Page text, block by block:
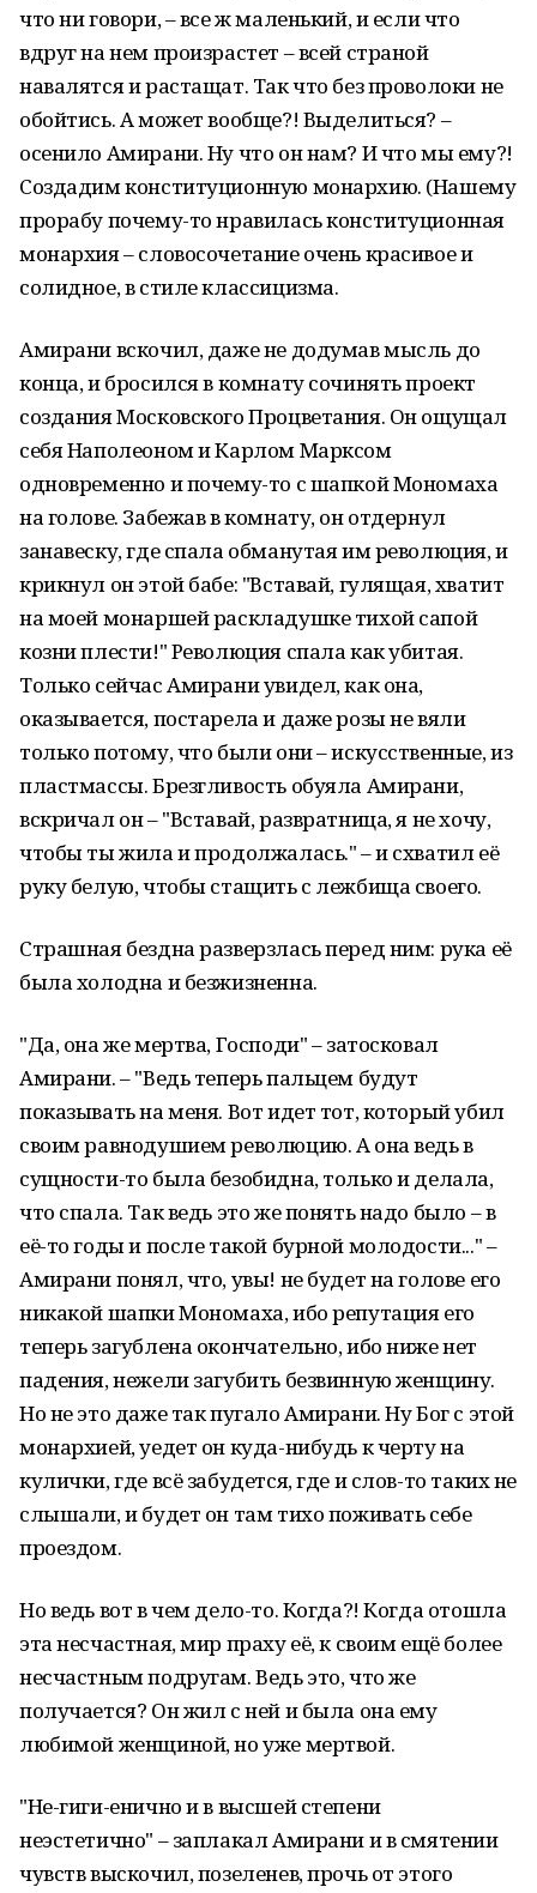
что ни говори, – все ж маленький, и если что
вдруг на нем произрастет – всей страной
навалятся и растащат. Так что без проволоки не
обойтись. А может вообще?! Выделиться? –
осенило Амирани. Ну что он нам? И что мы ему?!
Создадим конституционную монархию. (Нашему
прорабу почему-то нравилась конституционная
монархия – словосочетание очень красивое и
солидное, в стиле классицизма.
Амирани вскочил, даже не додумав мысль до
конца, и бросился в комнату сочинять проект
создания Московского Процветания. Он ощущал
себя Наполеоном и Карлом Марксом
одновременно и почему-то с шапкой Мономаха
на голове. Забежав в комнату, он отдернул
занавеску, где спала обманутая им революция, и
крикнул он этой бабе: "Вставай, гулящая, хватит
на моей монаршей раскладушке тихой сапой
козни плести!" Революция спала как убитая.
Только сейчас Амирани увидел, как она,
оказывается, постарела и даже розы не вяли
только потому, что были они – искусственные, из
пластмассы. Брезгливость обуяла Амирани,
вскричал он – "Вставай, развратница, я не хочу,
чтобы ты жила и продолжалась." – и схватил её
руку белую, чтобы стащить с лежбища своего.
Страшная бездна разверзлась перед ним: рука её
была холодна и безжизненна.
"Да, она же мертва, Господи" – затосковал
Амирани. – "Ведь теперь пальцем будут
показывать на меня. Вот идет тот, который убил
своим равнодушием революцию. А она ведь в
сущности-то была безобидна, только и делала,
что спала. Так ведь это же понять надо было – в
её-то годы и после такой бурной молодости..." –
Амирани понял, что, увы! не будет на голове его
никакой шапки Мономаха, ибо репутация его
теперь загублена окончательно, ибо ниже нет
падения, нежели загубить безвинную женщину.
Но не это даже так пугало Амирани. Ну Бог с этой
монархией, уедет он куда-нибудь к черту на
кулички, где всё забудется, где и слов-то таких не
слышали, и будет он там тихо поживать себе
проездом.
Но ведь вот в чем дело-то. Когда?! Когда отошла
эта несчастная, мир праху её, к своим ещё более
несчастным подругам. Ведь это, что же
получается? Он жил с ней и была она ему
любимой женщиной, но уже мертвой.
"Не-гиги-енично и в высшей степени
неэстетично" – заплакал Амирани и в смятении
чувств выскочил, позеленев, прочь от этого